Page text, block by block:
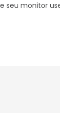
seu monitor